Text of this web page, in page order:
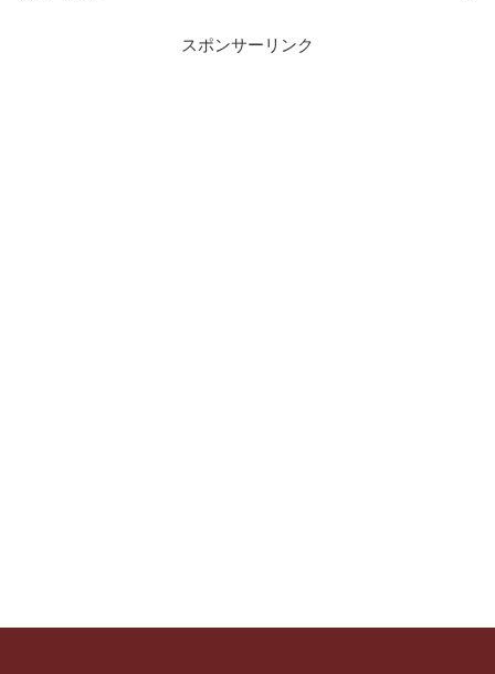
スポンサーリンク